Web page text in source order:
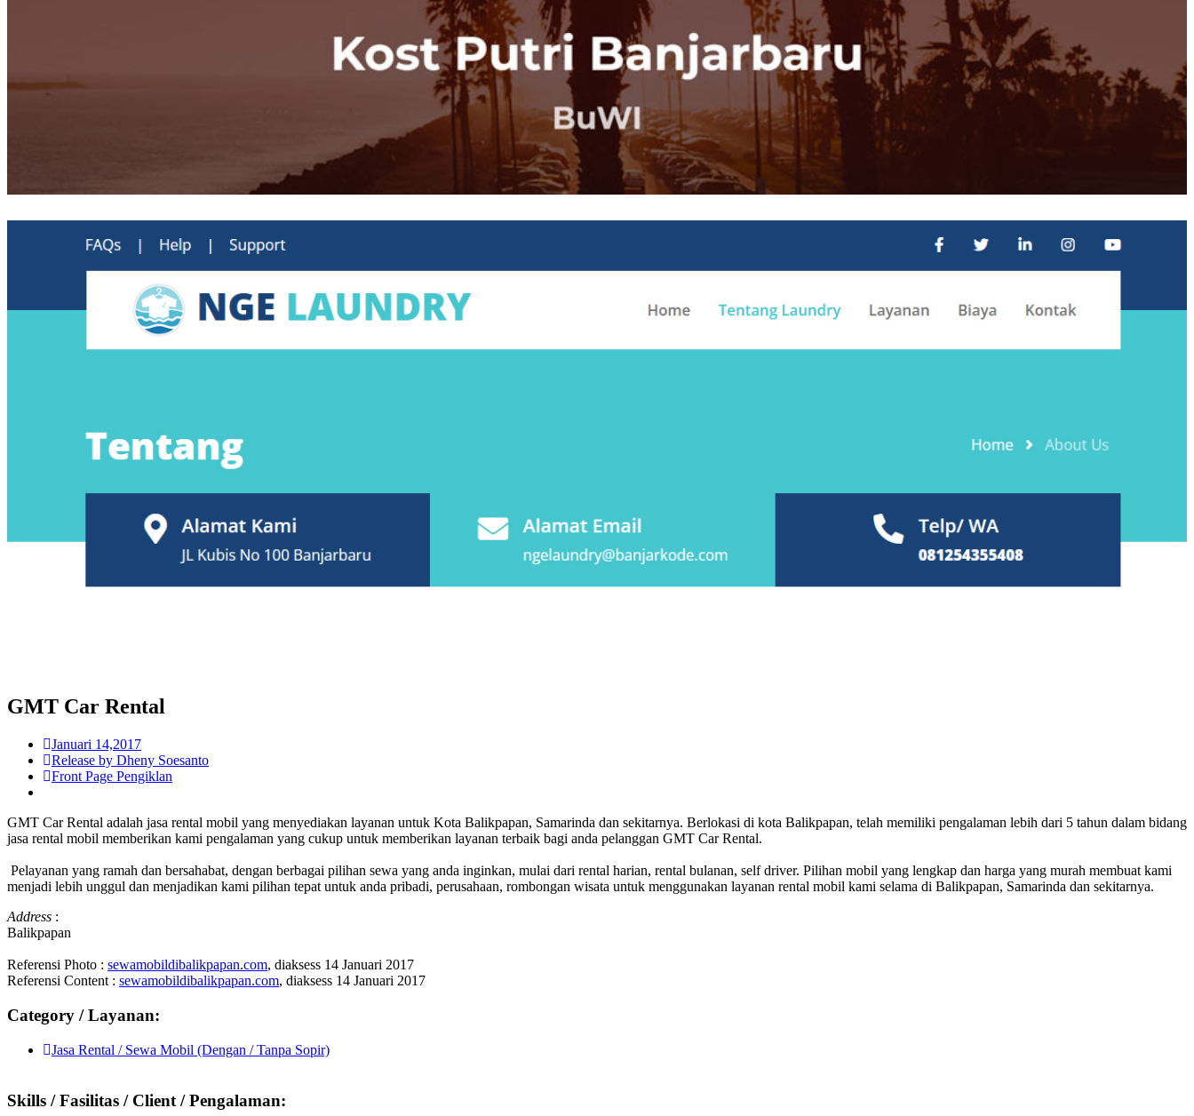
GMT Car Rental
Januari 14,2017
Release by Dheny Soesanto
Front Page Pengiklan
GMT Car Rental adalah jasa rental mobil yang menyediakan layanan untuk Kota Balikpapan, Samarinda dan sekitarnya. Berlokasi di kota Balikpapan, telah memiliki pengalaman lebih dari 5 tahun dalam bidang
jasa rental mobil memberikan kami pengalaman yang cukup untuk memberikan layanan terbaik bagi anda pelanggan GMT Car Rental.
Pelayanan yang ramah dan bersahabat, dengan berbagai pilihan sewa yang anda inginkan, mulai dari rental harian, rental bulanan, self driver. Pilihan mobil yang lengkap dan harga yang murah membuat kami
menjadi lebih unggul dan menjadikan kami pilihan tepat untuk anda pribadi, perusahaan, rombongan wisata untuk menggunakan layanan rental mobil kami selama di Balikpapan, Samarinda dan sekitarnya.
Address :
Balikpapan
Referensi Photo : sewamobildibalikpapan.com, diaksess 14 Januari 2017
Referensi Content : sewamobildibalikpapan.com, diaksess 14 Januari 2017
Category / Layanan:
Jasa Rental / Sewa Mobil (Dengan / Tanpa Sopir)
Skills / Fasilitas / Client / Pengalaman: